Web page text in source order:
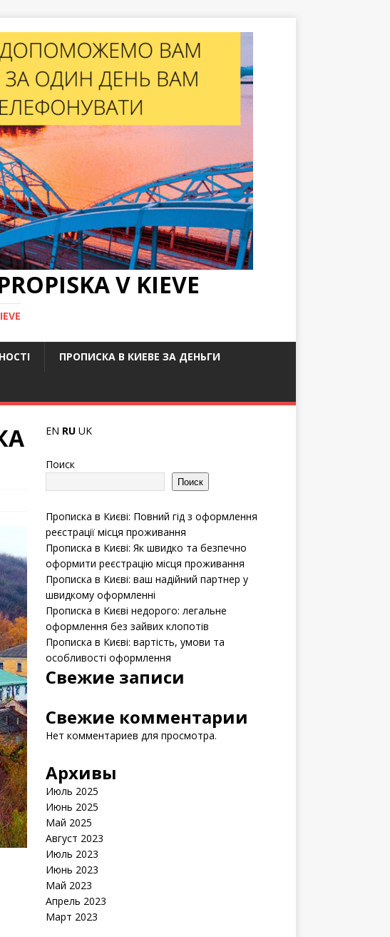
V KIEVE
ПРОПИСКА В КИЕВЕ ЗА ДЕНЬГИ
EN RU UK
Поиск
Поиск
Прописка в Києві: Повний гід з оформлення
реєстрації місця проживання
Прописка в Києві: Як швидко та безпечно
оформити реєстрацію місця проживання
Прописка в Києві: ваш надійний партнер у
швидкому оформленні
Прописка в Києві недорого: легальне
оформлення без зайвих клопотів
Прописка в Києві: вартість, умови та
особливості оформлення
Свежие записи
Свежие комментарии
Нет комментариев для просмотра.
Архивы
Июль 2025
Июнь 2025
Май 2025
Август 2023
Июль 2023
Июнь 2023
Май 2023
Апрель 2023
Март 2023